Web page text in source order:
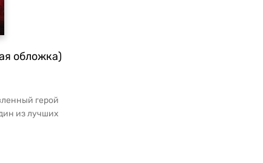
обложка)
герой
из лучших
вышел...